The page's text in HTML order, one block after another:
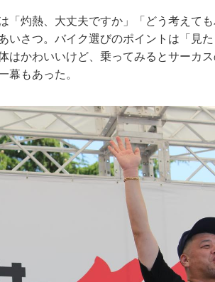
「灼熱、大丈夫ですか」「どう考えて
いさつ。バイク選びのポイントは「見
はかわいいけど、乗ってみるとサーカ
幕もあった。